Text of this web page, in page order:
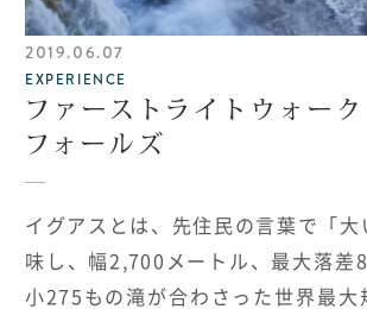
2019.06.07
EXPERIENCE
ファーストライトウォー
フォールズ
イグアスとは、先住民の言葉で「大
味し、幅2,700メートル、最大落差
小275もの滝が合わさった世界最大